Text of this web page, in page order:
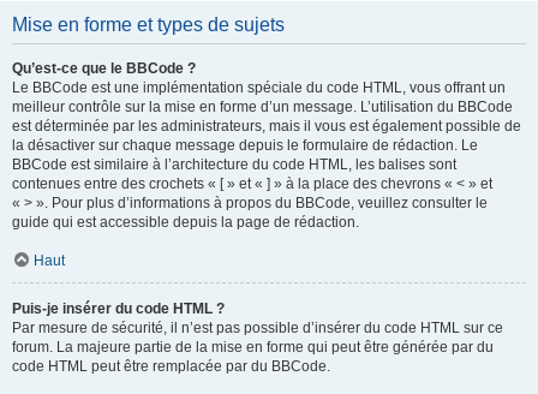
Mise en forme et types de sujets
Qu’est-ce que le BBCode ?
Le BBCode est une implémentation spéciale du code HTML, vous offrant un
meilleur contrôle sur la mise en forme d’un message. L’utilisation du BBCode
est déterminée par les administrateurs, mais il vous est également possible de
la désactiver sur chaque message depuis le formulaire de rédaction. Le
BBCode est similaire à l’architecture du code HTML, les balises sont
contenues entre des crochets « [ » et « ] » à la place des chevrons « < » et
« > ». Pour plus d’informations à propos du BBCode, veuillez consulter le
guide qui est accessible depuis la page de rédaction.
Haut
Puis-je insérer du code HTML ?
Par mesure de sécurité, il n’est pas possible d’insérer du code HTML sur ce
forum. La majeure partie de la mise en forme qui peut être générée par du
code HTML peut être remplacée par du BBCode.